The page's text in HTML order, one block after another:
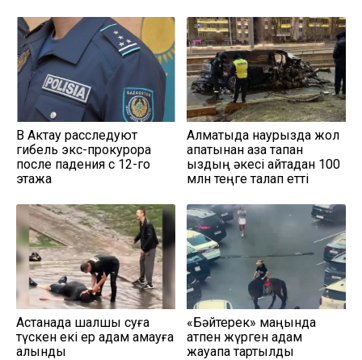
В Актау расследуют
гибель экс-прокурора
после падения с 12-го
этажа
Алматыда наурызда жол
апатынан қаза тапқан
қыздың әкесі қайтадан 100
млн теңге талап етті
Астанада шалшық суға
түскен екі ер адам қамауға
алынды
«Бәйтерек» маңында
атпен жүрген адам
жауапқа тартылды